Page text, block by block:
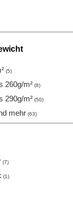
STUDIOS
& JONES
(5)
260g/m² (8)
290g/m² (50)
mehr (63)
(7)
(1)